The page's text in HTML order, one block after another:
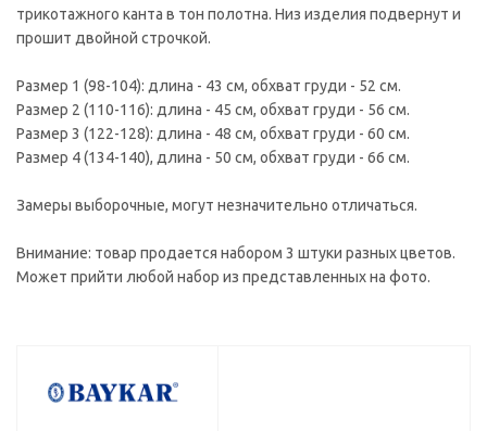
трикотажного канта в тон полотна. Низ изделия подвернут и
прошит двойной строчкой.
Размер 1 (98-104): длина - 43 см, обхват груди - 52 см.
Размер 2 (110-116): длина - 45 см, обхват груди - 56 см.
Размер 3 (122-128): длина - 48 см, обхват груди - 60 см.
Размер 4 (134-140), длина - 50 см, обхват груди - 66 см.
Замеры выборочные, могут незначительно отличаться.
Внимание: товар продается набором 3 штуки разных цветов.
Может прийти любой набор из представленных на фото.